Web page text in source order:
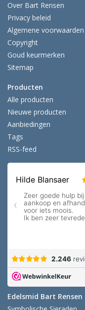
Over Bart Rensen
Privacy beleid
Algemene voorwaarden
Copyright
Goud keurmerken
Sitemap
Producten
Alle producten
Nieuwe producten
Aanbiedingen
Tags
RSS-feed
Edelsmid Bart Rensen